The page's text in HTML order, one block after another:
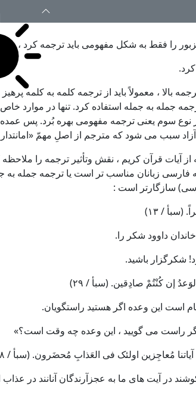
را فقط به شکل مفهومی باید ترجمه کرد ، یعنی :
بالا ، معمولاً باید از ترجمه کلمه به کلمه
جمله به جمله استفاده کرد. تنها در موارد
نوع سوم یعنی ترجمه مفهومی بهره بُرد. پس
سبب می شود که مترجم از اصلِ مهمّ
آیات قرآن کریم ، نقش وتأثیر ترجمه را
فارسی زبانان مناسب تر است یا ترجمه جمله
سازگارتر است :
. (سبأ / ١٣)
داوود شکر را.
شکرگزار باشید.
إن کُنْتُمْ صادِقین. (سبأ / ٢٩)
است این وعده اگر هستید راستگویان.
راست می گویید ، این وعده چه وقت است؟»
مُعاجِزین اولئک فی العَذابِ مُحضَرون. (سبأ / ٣٨)
در آیت های ما به عجزآرندگان آنانند در